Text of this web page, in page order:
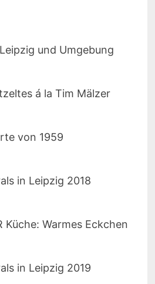
und Umgebung
á la Tim Mälzer
von 1959
in Leipzig 2018
Küche: Warmes Eckchen
in Leipzig 2019